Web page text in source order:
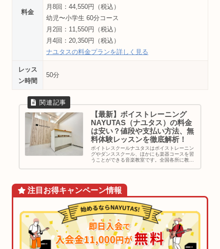
料金
月8回：44,550円（税込）
幼児〜小学生 60分コース
月2回：11,550円（税込）
月4回：20,350円（税込）
ナユタスの料金プランを詳しく見る
レッス
ン時間
50分
【最新】ボイストレーニング
NAYUTAS（ナユタス）の料金
は安い？値段や支払い方法、無
料体験レッスンを徹底解析！
ボイトレスクールナユタスはボイストレーニン
グやダンススクール、ほかにも楽器コースを習
うことができる音楽教室です。全国各所に教室
注目お得キャンペーン情報